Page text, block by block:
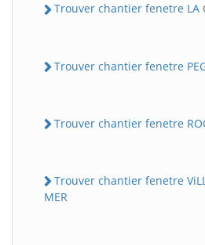
Trouver chantier fenetre LA
Trouver chantier fenetre
Trouver chantier fenetre
Trouver chantier fenetre
MER